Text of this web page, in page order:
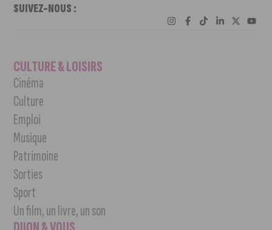
SUIVEZ-NOUS :
CULTURE & LOISIRS
Cinéma
Culture
Emploi
Musique
Patrimoine
Sorties
Sport
Un film, un livre, un son